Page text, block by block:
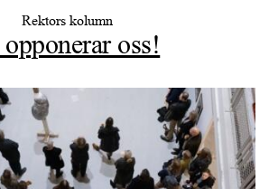
Rektors kolumn
oss!